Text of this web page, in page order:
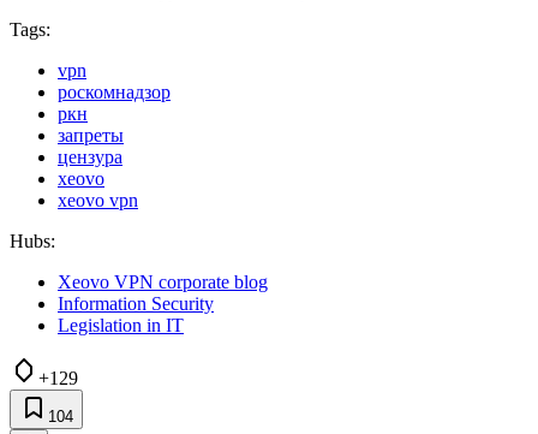
Tags:
vpn
роскомнадзор
ркн
запреты
цензура
xeovo
xeovo vpn
Hubs:
Xeovo VPN corporate blog
Information Security
Legislation in IT
+129
104